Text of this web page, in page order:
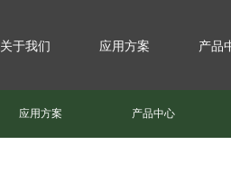
应用方案 产品中心
关于我们 应用方案 产品